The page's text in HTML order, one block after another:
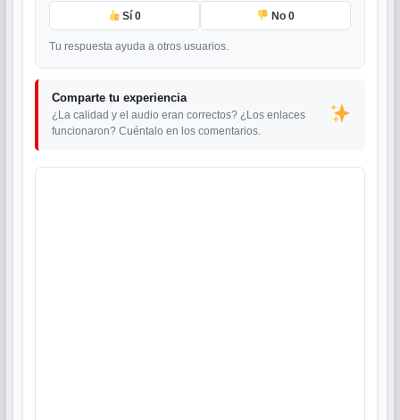
Sí0 No 0
Tu respuesta ayuda a otros usuarios.
Comparte tu experiencia
¿La calidad y el audio eran correctos? ¿Los enlaces
funcionaron? Cuéntalo en los comentarios.